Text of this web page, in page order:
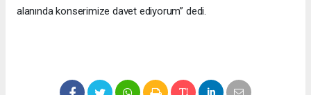
alanında konserimize davet ediyorum” dedi.